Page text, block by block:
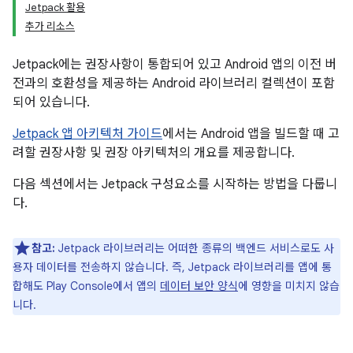
Jetpack 활용
추가 리소스
Jetpack에는 권장사항이 통합되어 있고 Android 앱의 이전 버
전과의 호환성을 제공하는 Android 라이브러리 컬렉션이 포함
되어 있습니다.
Jetpack 앱 아키텍처 가이드에서는 Android 앱을 빌드할 때 고
려할 권장사항 및 권장 아키텍처의 개요를 제공합니다.
다음 섹션에서는 Jetpack 구성요소를 시작하는 방법을 다룹니
다.
참고: Jetpack 라이브러리는 어떠한 종류의 백엔드 서비스로도 사
용자 데이터를 전송하지 않습니다. 즉, Jetpack 라이브러리를 앱에 통
합해도 Play Console에서 앱의 데이터 보안 양식에 영향을 미치지 않습
니다.